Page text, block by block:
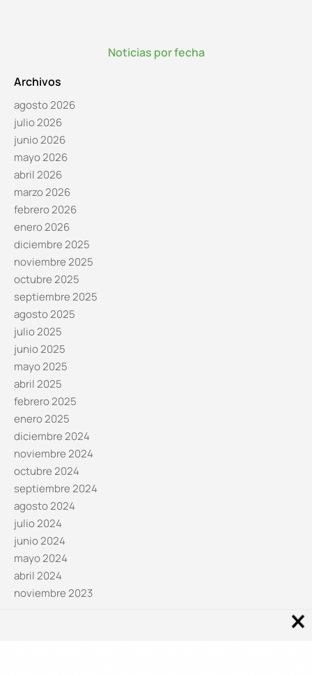
Noticias por fecha
Archivos
agosto 2026
julio 2026
junio 2026
mayo 2026
abril 2026
marzo 2026
febrero 2026
enero 2026
diciembre 2025
noviembre 2025
octubre 2025
septiembre 2025
agosto 2025
julio 2025
junio 2025
mayo 2025
abril 2025
febrero 2025
enero 2025
diciembre 2024
noviembre 2024
octubre 2024
septiembre 2024
agosto 2024
julio 2024
junio 2024
mayo 2024
abril 2024
noviembre 2023